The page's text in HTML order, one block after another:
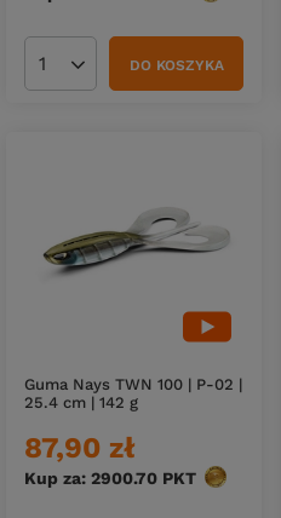
Ilość produktówDO KOSZYKA
Guma Nays TWN 100 | P-02 |
25.4 cm | 142 g
87,90 zł
Kup za: 2900.70 PKT punktów